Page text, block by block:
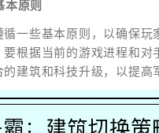
本原则
循一些基本原则，以确保
根据当前的游戏进程和
建筑和科技升级，以提高